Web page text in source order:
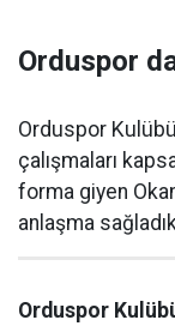
Orduspor
Orduspor
çalışmaları
forma giyen
anlaşma
Orduspor